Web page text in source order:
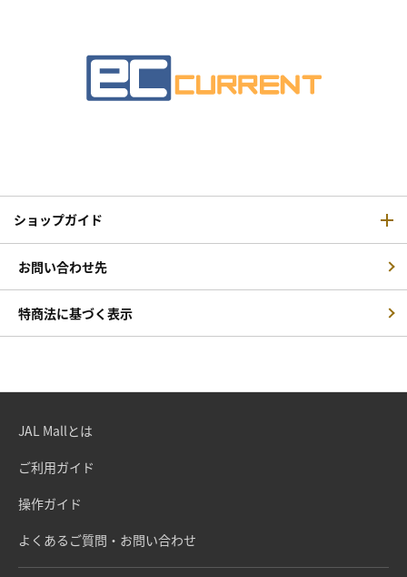
ショップガイド
お問い合わせ先
特商法に基づく表示
JAL Mallとは
ご利用ガイド
操作ガイド
よくあるご質問・お問い合わせ